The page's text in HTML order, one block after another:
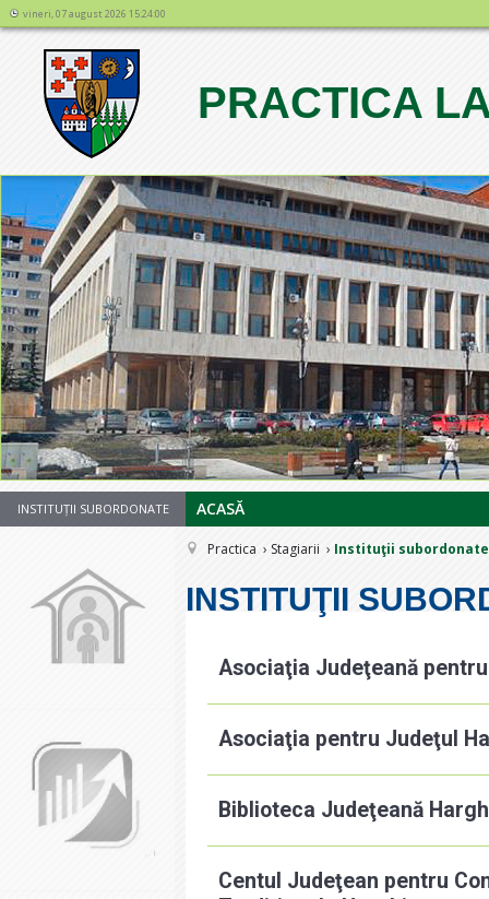
vineri, 07 august 2026 15:24:00
PRACTICA
1234567
INSTITUȚII SUBORDONATE ACASĂ
Practica Stagiarii Instituţii subordonate
INSTITUŢII
Asociaţia Judeţeană
Asociaţia pentru Judeţul
Biblioteca Judeţeană
Centul Judeţean pentru